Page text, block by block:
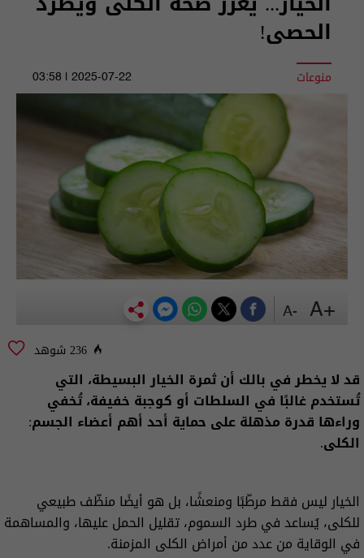
الحصى!
منوعات 2025-07-22 | 03:58
236 شوهد
قد لا يخطر في بالك أن ثمرة الخيار البسيطة، التي
تُستخدم غالبًا في السلطات أو كوجبة خفيفة، تُخفي
وراءها قدرة مذهلة على حماية أحد أهم أعضاء الجسم:
الكلى.
الخيار ليس فقط مرطّبًا ومنعشًا، بل هو أيضًا منظّف طبيعي
للكلى، يُساعد في طرد السموم، تقليل الحمل عليها، والمساهمة
في الوقاية من عدد من أمراض الكلى المزمنة.
+A
-A